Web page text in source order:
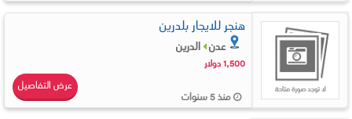
هنجر للايجار بلدرين
عدن الدرين
1,500 دولار
منذ 5 سنوات
عرض التفاصيل